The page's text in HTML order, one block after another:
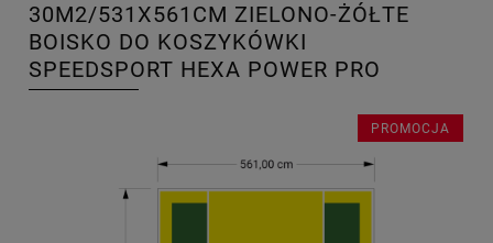
30M2/531X561CM ZIELONO-ŻÓŁTE
BOISKO DO KOSZYKÓWKI
SPEEDSPORT HEXA POWER PRO
PROMOCJA